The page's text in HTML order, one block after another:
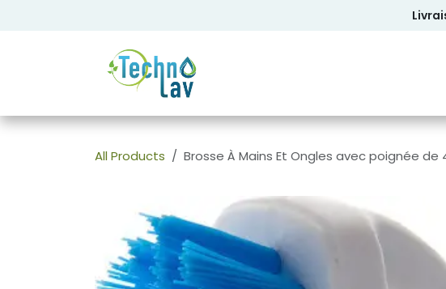
All Products Brosse À Mains Et Ongles avec poignée de